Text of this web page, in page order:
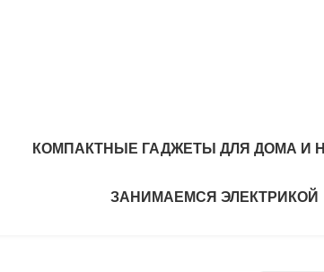
КОМПАКТНЫЕ ГАДЖЕТЫ ДЛЯ ДОМА И
ЗАНИМАЕМСЯ ЭЛЕКТРИКОЙ